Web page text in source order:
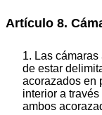
Artículo 8.
1. Las
de estar
acorazados en
interior a
ambos